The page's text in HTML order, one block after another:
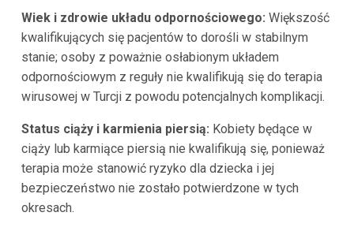
Wiek i zdrowie układu odpornościowego: Większość
kwalifikujących się pacjentów to dorośli w stabilnym
stanie; osoby z poważnie osłabionym układem
odpornościowym z reguły nie kwalifikują się do terapia
wirusowej w Turcji z powodu potencjalnych komplikacji.
Status ciąży i karmienia piersią: Kobiety będące w
ciąży lub karmiące piersią nie kwalifikują się, ponieważ
terapia może stanowić ryzyko dla dziecka i jej
bezpieczeństwo nie zostało potwierdzone w tych
okresach.